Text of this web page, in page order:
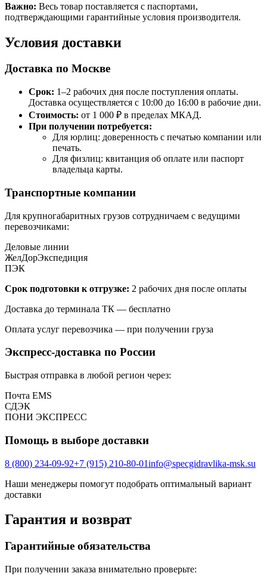
Важно: Весь товар поставляется с паспортами,
подтверждающими гарантийные условия производителя.
Условия доставки
Доставка по Москве
Срок: 1–2 рабочих дня после поступления оплаты.
Доставка осуществляется с 10:00 до 16:00 в рабочие дни.
Стоимость: от 1 000 ₽ в пределах МКАД.
При получении потребуется:
Для юрлиц: доверенность с печатью компании или
печать.
Для физлиц: квитанция об оплате или паспорт
владельца карты.
Транспортные компании
Для крупногабаритных грузов сотрудничаем с ведущими
перевозчиками:
Деловые линии
ЖелДорЭкспедиция
ПЭК
Срок подготовки к отгрузке: 2 рабочих дня после оплаты
Доставка до терминала ТК — бесплатно
Оплата услуг перевозчика — при получении груза
Экспресс-доставка по России
Быстрая отправка в любой регион через:
Почта EMS
СДЭК
ПOНИ ЭКСПРЕСС
Помощь в выборе доставки
8 (800) 234-09-92+7 (915) 210-80-01info@specgidravlika-msk.su
Наши менеджеры помогут подобрать оптимальный вариант
доставки
Гарантия и возврат
Гарантийные обязательства
При получении заказа внимательно проверьте: